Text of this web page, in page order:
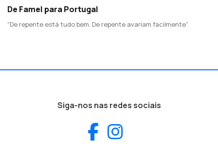
De Famel para Portugal
"De repente está tudo bem. De repente avariam facilmente"
Siga-nos nas redes sociais
Facebook